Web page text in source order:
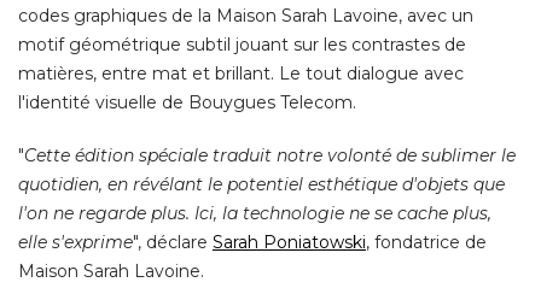
codes graphiques de la Maison Sarah Lavoine, avec un
motif géométrique subtil jouant sur les contrastes de
matières, entre mat et brillant. Le tout dialogue avec
l'identité visuelle de Bouygues Telecom.
"Cette édition spéciale traduit notre volonté de sublimer le
quotidien, en révélant le potentiel esthétique d'objets que
l'on ne regarde plus. Ici, la technologie ne se cache plus,
elle s'exprime", déclare Sarah Poniatowski, fondatrice de
Maison Sarah Lavoine.